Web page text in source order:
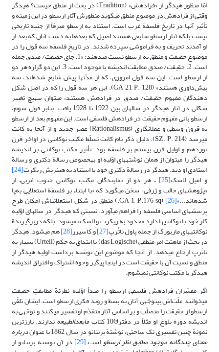
امّا منظور هیدگر از «فرادهش» (Tradition) در بحث از منطق چیست؟ هیدگر
وقتى از فرادهش در موضوع منطق مى‏گوید منظورش آثار ارسطو در این زمینه و
تأثیر آنها در تاریخ فلسفة غرب است. استناد به ارسطو صرفاً از جنبه تاریخى
نیست بلکه آثار ارسطو منابعى هستند اصیل که بعدها به دست آنان که بعد از
او آمدند تحریف و به فراموشى سپرده شدند. در تاریخ فلسفه سه قول را در
موضوع حقیقت و منطق به ارسطو نسبت مى‏دهند: «1. جاى حقیقت/ صدق جمله
است. 2. حقیقت/ صدق مطابقت اندیشه با موجود است. 3. این دو گزاره هر دو
از ارسطو است. این سه قول امروزى، که از مدّت‏ها پیش شایع شده‌اند، سه
پیش‌داورى هستند» (GA 21, P. 128). این هر سه قول را که در اصل شکل
دهندگان مفهوم حقیقت/ صدق در فرادهش هستند، مى‏توان بى‏هیچ تغییر
شکلى در آثار هیدگر در سال‏هاى بین 1922 تا 1928 یافت. بنابر قول سوم،
ارسطو بانى مفهوم حقیقت در فرادهش فلسفى است. این مفهوم بعد از ارسطو
به قرون وسطى و عقل‏انگارى (Rationalismus) عصر جدید و از آنجا به کانت
مى‏رسد (SZ. P. 214). دلیل ذکر نام کانت تسلّط مکتب نوکانتى در اواخر قرن
نوزدهم و اوایل قرن بیستم بر فلسفه بود. تأثیر مکتب نوکانتى بر اندیشه
هیدگر را مى‏توان از همان نوشته‏هاى اوّلیه او به‏خصوص رسالة دکترى و رسالة
استادى او دید. هیدگر در رسالة دکتری خود با استناد به هینریش ریکرت[24]
و امیل لاسک[25] – هر دو از نمایندگان مکتب نوکانتى جنوب غربى– از
«پژوهش‏هاى جالب و ژرفی» سخن مى‏گوید که «با ابتناء بر فلسفة استعلایى به‌پا
شده‏اند...»[26] (GA 1, P.176 sq.) منطق در شکل استعلائى‏اش امکان طرح
پرسش‏هاى اساسی فلسفه را فراهم مى‏آورد. نسبتی که هیدگر در سال‏هاى اوّلیه
کار خود با نوکانتى‏ها دارد محدود به ریکرت و لاسک نمى‏شود، بلکه دربرگیرندة
نوکانتى‏هاى ماربورگ از جمله پاول ناتُرپ[27] و کاسیرر[28] هم مى‏شود. هیدگر
در بحث از ماهیّت امر منطقى (das Logische) با ابتداى به حکم (Urteil) بسیار به
ناتُرپ ارجاع مى‏دهد. از آنجا که موضوع این نوشته برداشت اولیه هیدگر از
منطق و نسبت آن با حقیقت است در اینجا پى‏گیر وجوه اشتراک و افتراق اندیشه
هیدگر با مکتب نوکانتى نمى‏شوم.
اگر مفسّران فرادهش فلسفى ارسطو را مبدأ اوّلیه نظریّة مطابقتِ حقیقت
مى‏خوانند علّت‌اش بى‏توجّهى آنان به بسط و روند فکرى ارسطو است. ایشان تلقّى
ارسطو از حقیقت را متصلّب و بر اساس آثار متقدّم او تفسیر مى‏کنند و توجّهى به
اندیشه دورة بلوغ او مثلاً در دفتر10Θ کتاب مابعدالطبیعهندارند. بارزترین
نمونة چنین تفسیرى تک ساحتى، نوشتة برنتانو در سال 1862 با عنوان درباره
معناى چندگانه موجود مطابق نظر ارسطواست.[29] در آن نوشته برنتانو از